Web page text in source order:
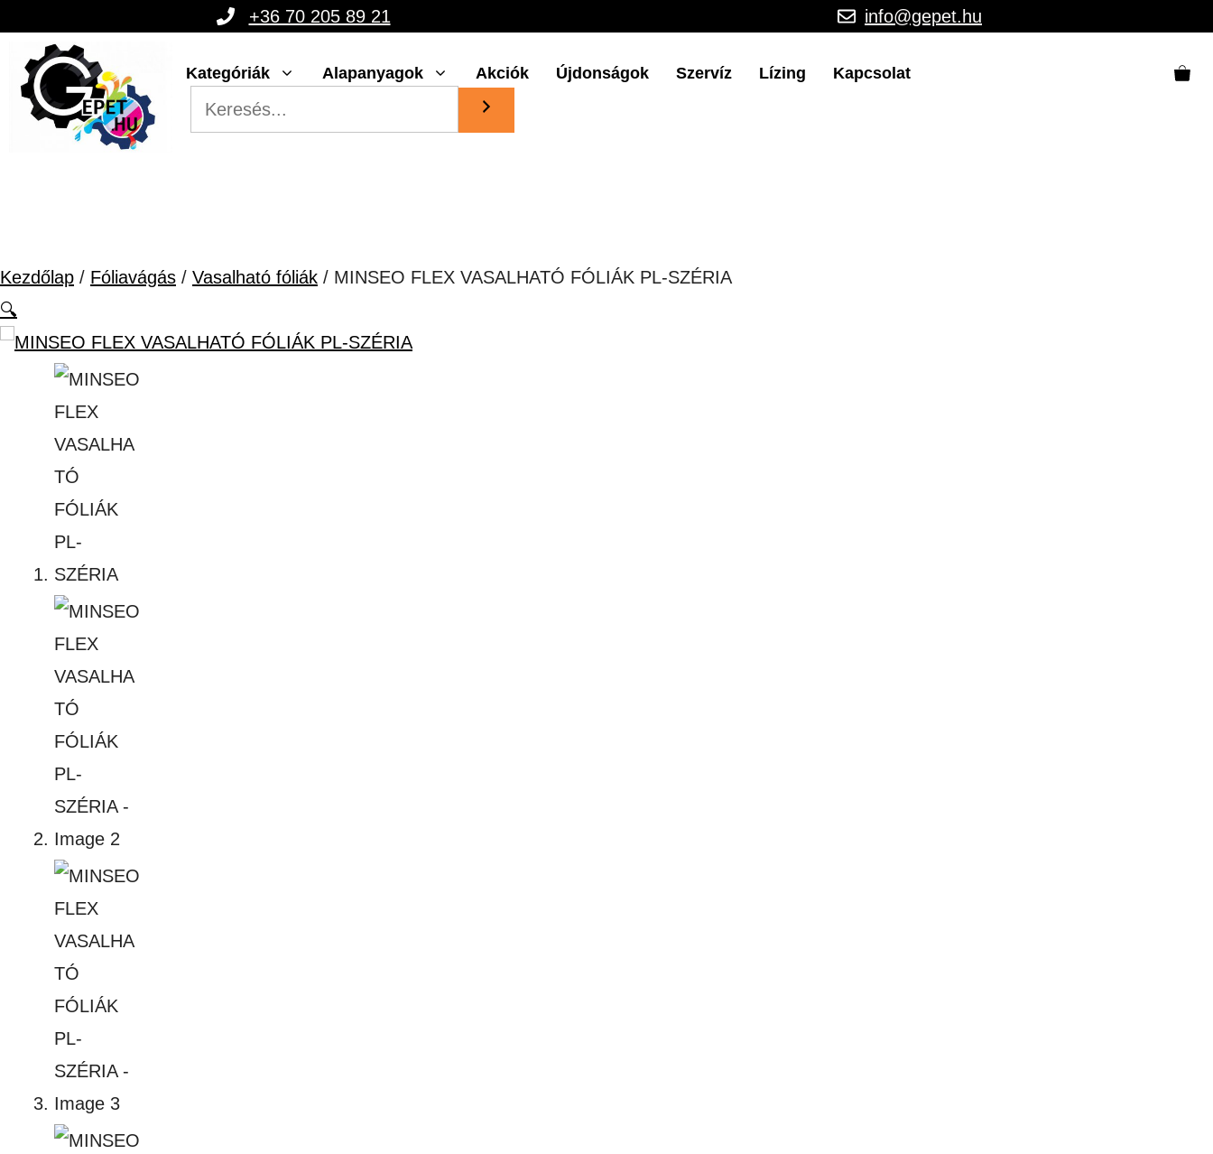
tartalomba
+36 70 205 89 21 info@gepet.hu
Kategóriák Alapanyagok Akciók Újdonságok Szervíz Lízing Kapcsolat
Kezdőlap / Fóliavágás / Vasalható fóliák / MINSEO FLEX VASALHATÓ FÓLIÁK PL-SZÉRIA
🔍